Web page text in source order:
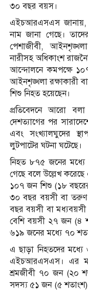
৩০ বছর বয়স।
এইচআরএসএস
নাম জানা গেছে।
পেশাজীবী,
নারীসহ অধিকাংশ
আন্দোলনে কমপক্ষে
আইনশৃঙ্খলা রক্ষাকারী
শিশু নিহত হয়েছেন।
প্রতিবেদনে আরো
দেশত্যাগের পর
এবং সংখ্যালঘুদের
লুটপাটের ঘটনা ঘটেছে।
নিহত ৮৭৫ জনের
গেছে বলে উল্লেখ
১০৭ জন শিশু (১৮
৩০ বছর বয়সী বা
বছর বয়সী বা
বেশি বয়সী ২৭ জন (৪
৬১৯ জনের মধ্যে ৭০
এ ছাড়া নিহতদের
এইচআরএসএস। এর
শ্রমজীবী ৭০ জন (২০
সদস্য ৫১ জন (৫